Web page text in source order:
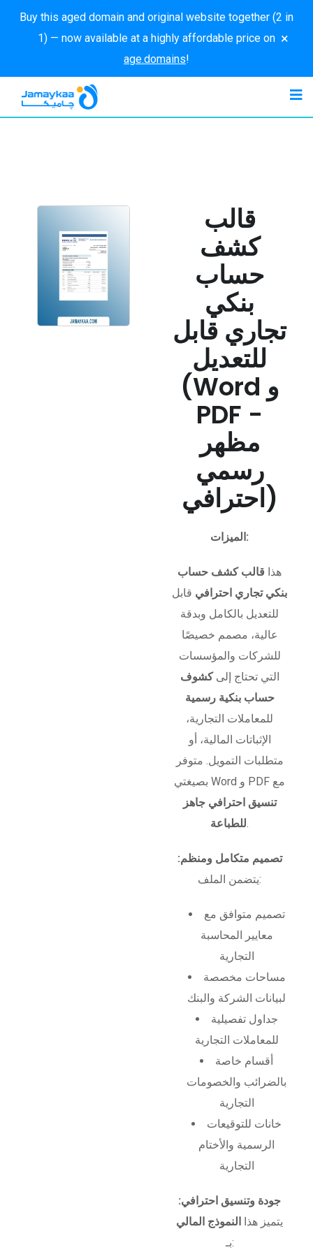
Buy this aged domain and original website together (2 in
1) — now available at a highly affordable price on
age.domains!
×
قالب
كشف
حساب
بنكي
تجاري قابل
للتعديل
(Word و
PDF -
مظهر
رسمي
احترافي)
الميزات:
هذا قالب كشف حساب
بنكي تجاري احترافي قابل
للتعديل بالكامل وبدقة
عالية، مصمم خصيصًا
للشركات والمؤسسات
التي تحتاج إلىكشوف
حساب بنكية رسمية
للمعاملات التجارية،
الإثباتات المالية، أو
متطلبات التمويل. متوفر
بصيغتي Word و PDF مع
تنسيق احترافي جاهز
للطباعة.
تصميم متكامل ومنظم:
يتضمن الملف:
تصميم متوافق مع
معايير المحاسبة
التجارية
مساحات مخصصة
لبيانات الشركة والبنك
جداول تفصيلية
للمعاملات التجارية
أقسام خاصة
بالضرائب والخصومات
التجارية
خانات للتوقيعات
الرسمية والأختام
التجارية
جودة وتنسيق احترافي:
يتميز هذا
النموذج المالي
بـ: